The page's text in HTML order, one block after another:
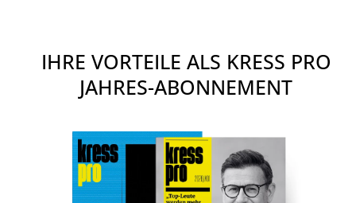
IHRE VORTEILE ALS KRESS PRO
JAHRES-ABONNEMENT